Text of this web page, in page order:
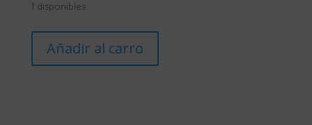
1 disponibles
libro
"Mis
Añadir al carro